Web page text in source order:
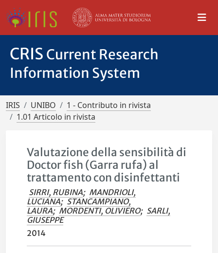
CRIS Current Research
Information System
IRIS UNIBO
1 - Contributo in rivista
1.01 Articolo in rivista
Valutazione della sensibilità di
Doctor fish (Garra rufa) al
trattamento con disinfettanti
SIRRI, RUBINA; MANDRIOLI,
LUCIANA; STANCAMPIANO,
LAURA; MORDENTI, OLIVIERO; SARLI,
GIUSEPPE
2014